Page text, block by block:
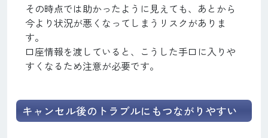
その時点では助かったように見えても、あとから
今より状況が悪くなってしまうリスクがありま
す。
口座情報を渡していると、こうした手口に入りや
すくなるため注意が必要です。
キャンセル後のトラブルにもつながりやすい